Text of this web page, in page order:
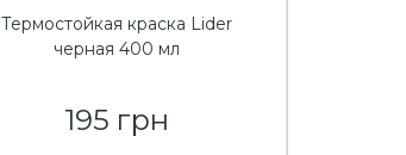
Термостойкая краска Lider
черная 400 мл
195 грн